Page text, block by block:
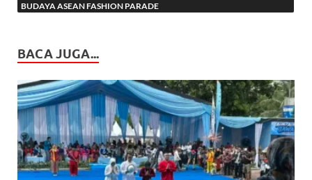
BUDAYA ASEAN FASHION PARADE
BACA JUGA...